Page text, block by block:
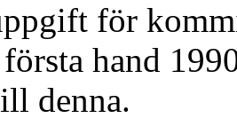
för
hand
denna.